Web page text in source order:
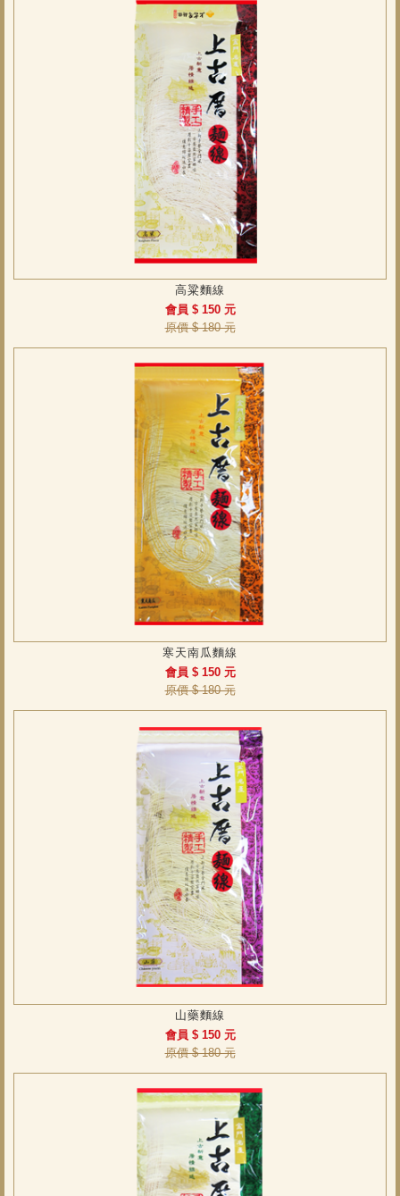
高粱麵線
會員 $ 150 元
原價 $ 180 元
寒天南瓜麵線
會員 $ 150 元
原價 $ 180 元
山藥麵線
會員 $ 150 元
原價 $ 180 元